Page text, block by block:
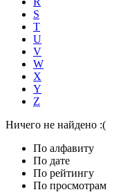
S
T
U
V
W
X
Y
Z
Ничего не найдено :(
По алфавиту
По дате
По рейтингу
По просмотрам